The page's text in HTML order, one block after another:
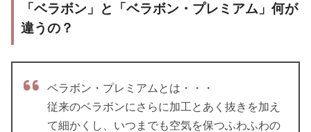
「ベラボン」と「ベラボン・プレミアム」何が
違うの？
ベラボン・プレミアムとは・・・
従来のベラボンにさらに加工とあく抜きを加え
て細かくし、いつまでも空気を保つふわふわの